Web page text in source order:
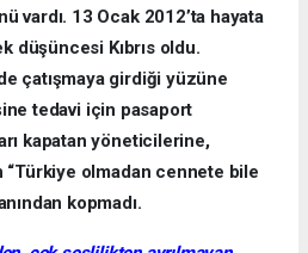
vardı. 13 Ocak 2012’ta hayata
düşüncesi Kıbrıs oldu.
çatışmaya girdiği yüzüne
tedavi için pasaport
kapatan yöneticilerine,
olmadan cennete bile
kopmadı.